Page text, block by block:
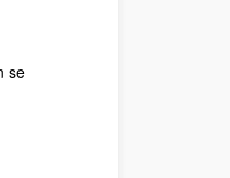
se